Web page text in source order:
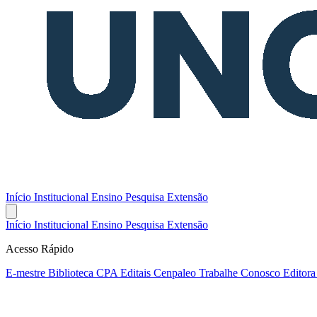
Início Institucional Ensino Pesquisa Extensão
Início Institucional Ensino Pesquisa Extensão
Acesso Rápido
E-mestre Biblioteca CPA Editais Cenpaleo Trabalhe Conosco Editora